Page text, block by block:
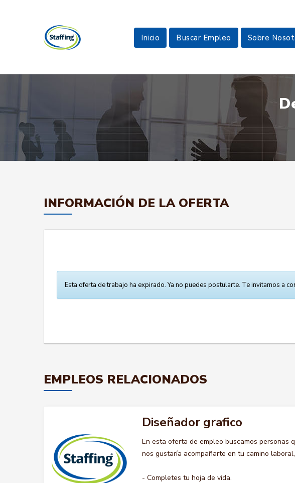
Inicio Buscar Empleo Sobre
INFORMACIÓN DE LA OFERTA
Esta oferta de trabajo ha expirado. Ya no puedes postularte. Te invitamos a
EMPLEOS RELACIONADOS
Diseñador grafico
En esta oferta de empleo buscamos personas
nos gustaría acompañarte en tu camino
- Completes tu hoja de vida.